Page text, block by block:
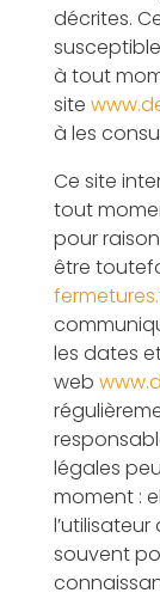
décrites.
à tout
site
à les
Ce site
tout
pour
être
les dates
web
légales
moment :
l’utilisateur
souvent